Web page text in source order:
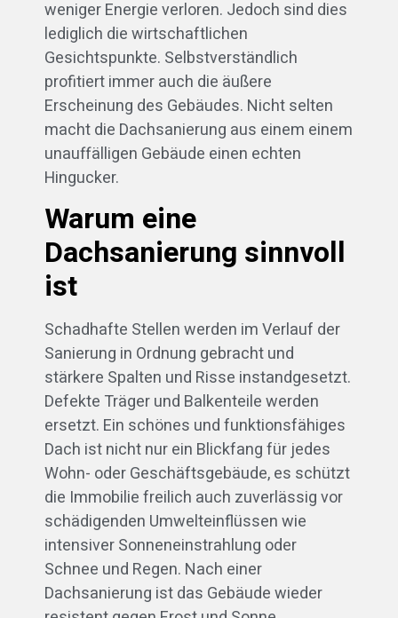
weniger Energie verloren. Jedoch sind dies
lediglich die wirtschaftlichen
Gesichtspunkte. Selbstverständlich
profitiert immer auch die äußere
Erscheinung des Gebäudes. Nicht selten
macht die Dachsanierung aus einem einem
unauffälligen Gebäude einen echten
Hingucker.
Warum eine
Dachsanierung sinnvoll
ist
Schadhafte Stellen werden im Verlauf der
Sanierung in Ordnung gebracht und
stärkere Spalten und Risse instandgesetzt.
Defekte Träger und Balkenteile werden
ersetzt. Ein schönes und funktionsfähiges
Dach ist nicht nur ein Blickfang für jedes
Wohn- oder Geschäftsgebäude, es schützt
die Immobilie freilich auch zuverlässig vor
schädigenden Umwelteinflüssen wie
intensiver Sonneneinstrahlung oder
Schnee und Regen. Nach einer
Dachsanierung ist das Gebäude wieder